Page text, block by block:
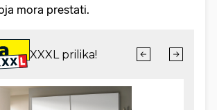
mora prestati.